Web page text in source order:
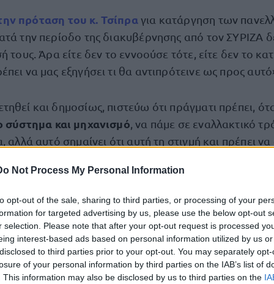
Not Process My Personal Information
opt-out of the sale, sharing to third parties, or processing of your
for targeted advertising by us, please use the below opt-out
selection. Please note that after your opt-out request is processed
interest-based ads based on personal information utilized by us
to third parties prior to your opt-out. You may separately
of your personal information by third parties on the IAB’s list of
This information may also be disclosed by us to third parties on the
πρόταση του κ. Τσίπραγια κατάργηση των
την περίοδο της διακυβέρνησης από τον ΣΥΡΙΖΑ
τους. Άρα είτε δεν το εννοούσε τότε, είτε δεν το
να μας εξηγήσει τι θα αντιπρότεινε ως προς
και δημοσίως, πιστεύω ότι πράγματι πρέπει,
σύστημα και μηχανισμό , να πάμε σε εναλλακτικό
αλλά αυτό σημαίνει ότι αυτή τη στιγμή και πρέπει
απολυτήριο».
στη σημασία ενόςκρατικού διπλώματος
που θα αξιοποιούν οιμαθητές, με στόχο τη
στα φροντιστήρια. Στο ίδιο πλαίσιο μίλησε και για το
έχει ξεκινήσει η κυβέρνηση και, όπως είπε,